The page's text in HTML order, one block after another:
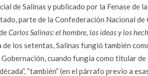
de Salinas y publicado por la Fenase de
parte de la Confederación Nacional de
Carlos Salinas: el hombre, las ideas y los
los setentas, Salinas fungió también
cuando fungía como titular de
“también” (en el párrafo previo a